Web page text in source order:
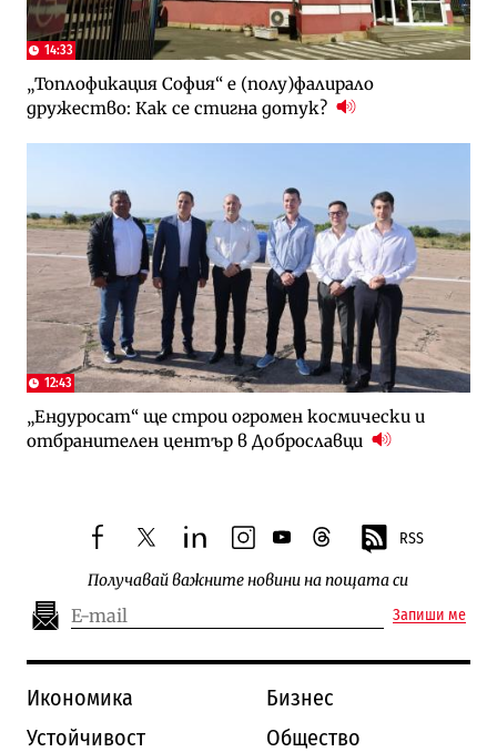
14:33
„Топлофикация София“ e (полу)фалирало
дружество: Как се стигна дотук?
12:43
„Ендуросат“ ще строи огромен космически и
отбранителен център в Доброславци
facebooktwitterlinkedininstagram
youtubethreads RSS
Получавай важните новини на пощата си
Запиши ме
Икономика
Бизнес
Устойчивост
Общество